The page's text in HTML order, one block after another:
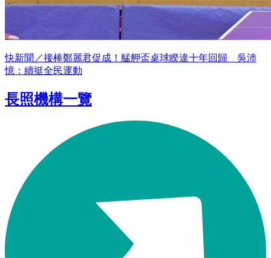
快新聞／接棒鄭麗君促成！艋舺盃桌球睽違十年回歸 吳沛
憶：續挺全民運動
長照機構一覽